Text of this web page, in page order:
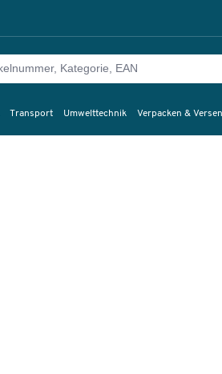
Transport Umwelttechnik Verpacken &